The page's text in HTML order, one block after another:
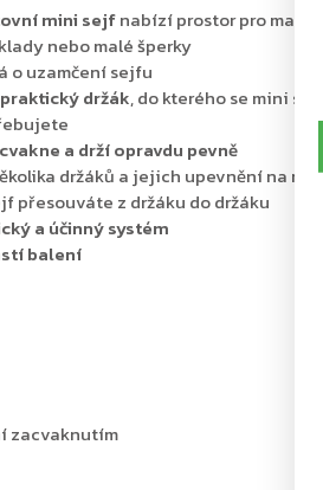
mini sejfnabízí prostor pro malé
nebo malé šperky
o uzamčení sejfu
praktický držák, do kterého se mini
a drží opravdu pevně
držáků a jejich upevnění na
přesouváte z držáku do držáku
a účinný systém
balení
zacvaknutím